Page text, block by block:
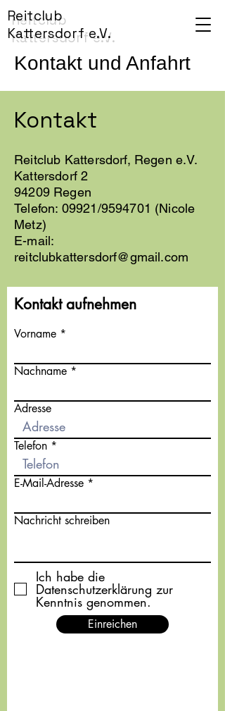
Reitclub
Kattersdorf e.V.
Kontakt und Anfahrt
Kontakt
Reitclub Kattersdorf, Regen e.V.
Kattersdorf 2
94209 Regen
Telefon: 09921/9594701 (Nicole
Metz)
E-mail:
reitclubkattersdorf@gmail.com
Kontakt aufnehmen
Vorname
Nachname
Adresse
Telefon
E-Mail-Adresse
Nachricht schreiben
Ich habe die
Datenschutzerklärung zur
Kenntnis genommen.
Einreichen